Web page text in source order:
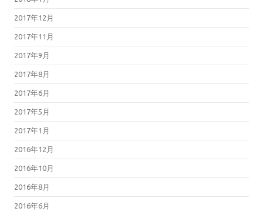
2017年12月
2017年11月
2017年9月
2017年8月
2017年6月
2017年5月
2017年1月
2016年12月
2016年10月
2016年8月
2016年6月